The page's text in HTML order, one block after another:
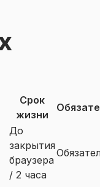
Срок
жизни
До
закрытия
браузера
/ 2 часа